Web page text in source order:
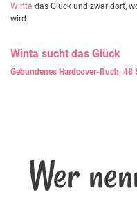
Winta das Glück und zwar dort,
wird.
Winta sucht das Glück
Gebundenes Hardcover-Buch, 48
Wer